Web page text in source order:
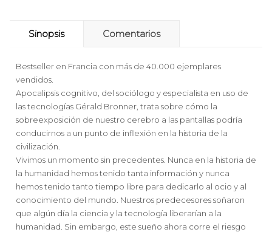
Sinopsis Comentarios
Bestseller en Francia con más de 40.000 ejemplares
vendidos.
Apocalipsis cognitivo, del sociólogo y especialista en uso de
las tecnologías Gérald Bronner, trata sobre cómo la
sobreexposición de nuestro cerebro a las pantallas podría
conducirnos a un punto de inflexión en la historia de la
civilización.
Vivimos un momento sin precedentes. Nunca en la historia de
la humanidad hemos tenido tanta información y nunca
hemos tenido tanto tiempo libre para dedicarlo al ocio y al
conocimiento del mundo. Nuestros predecesores soñaron
que algún día la ciencia y la tecnología liberarían a la
humanidad. Sin embargo, este sueño ahora corre el riesgo